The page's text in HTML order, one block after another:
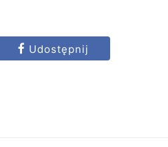
Udostępnij